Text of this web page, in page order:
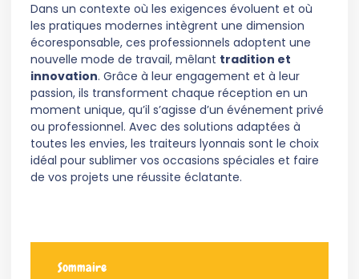
Dans un contexte où les exigences évoluent et où
les pratiques modernes intègrent une dimension
écoresponsable, ces professionnels adoptent une
nouvelle mode de travail, mêlant tradition et
innovation. Grâce à leur engagement et à leur
passion, ils transforment chaque réception en un
moment unique, qu’il s’agisse d’un événement privé
ou professionnel. Avec des solutions adaptées à
toutes les envies, les traiteurs lyonnais sont le choix
idéal pour sublimer vos occasions spéciales et faire
de vos projets une réussite éclatante.
Sommaire